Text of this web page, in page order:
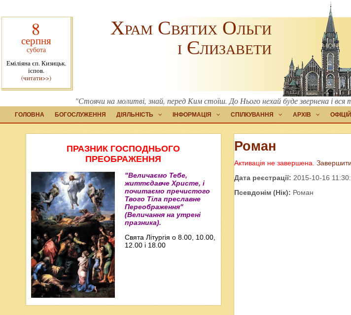
8
серпня
субота
Еміліяна єп. Кизицьк.
іспов.
(читати>>)
Храм Святих Ольги
і Єлизавети
"Стоячи на молитві, знай, перед Ким стоїш. До Нього нехай буде звернена і
ГОЛОВНА БОГОСЛУЖЕННЯ ДІЯЛЬНІСТЬ ІНФОРМАЦІЯ СПІЛКУВАННЯ АРХІВ
ПРАЗНИК ГОСПОДНЬОГО
ПРЕОБРАЖЕННЯ
"Величаємо Тебе,
життєдавче Христе, і
почитаємо пречистого
Твого Тіла преславне
Переображення"
(Величання на утрені
празника).
Свята Літургія о 8.00, 10.00,
12.00 і 18.00
Роман
Активація не завершена. Завершити
Дата реєстрації: 2015-10-16
Псевдонім (Нік): Роман